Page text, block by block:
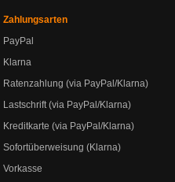
Zahlungsarten
PayPal
Klarna
Ratenzahlung (via PayPal/Klarna)
Lastschrift (via PayPal/Klarna)
Kreditkarte (via PayPal/Klarna)
Sofortüberweisung (Klarna)
Vorkasse